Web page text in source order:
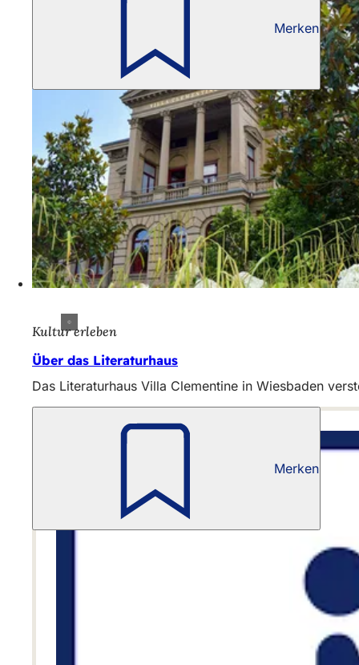
Merken
Kultur erleben
Über das Literaturhaus
Das Literaturhaus Villa Clementine in Wiesbaden
Merken